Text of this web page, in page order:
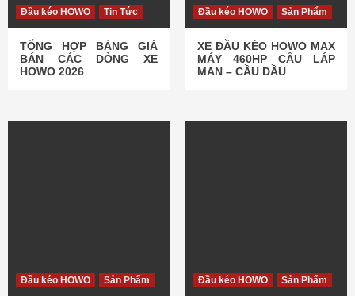
Đầu kéo HOWO Tin Tức
TỔNG HỢP BẢNG GIÁ
BÁN CÁC DÒNG XE
HOWO 2026
Đầu kéo HOWO Sản Phẩm
XE ĐẦU KÉO HOWO MAX
MÁY 460HP CẦU LÁP
MAN – CẦU DẦU
Đầu kéo HOWO Sản Phẩm Đầu kéo HOWO Sản Phẩm